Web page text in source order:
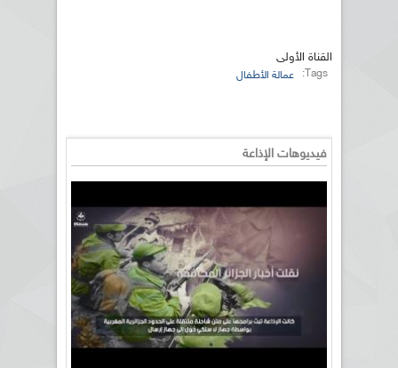
القناة الأولى
Tags: عمالة الأطفال
فيديوهات الإذاعة